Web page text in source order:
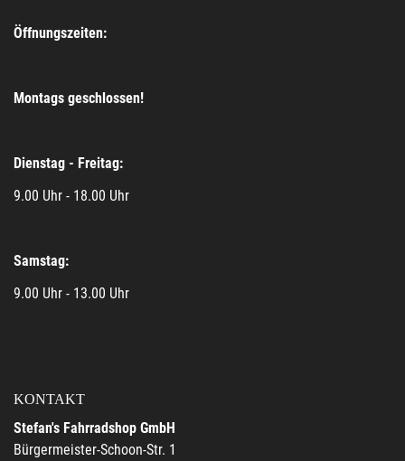
Öffnungszeiten:
Montags geschlossen!
Dienstag - Freitag:
9.00 Uhr - 18.00 Uhr
Samstag:
9.00 Uhr - 13.00 Uhr
KONTAKT
Stefan's Fahrradshop GmbH
Bürgermeister-Schoon-Str. 1